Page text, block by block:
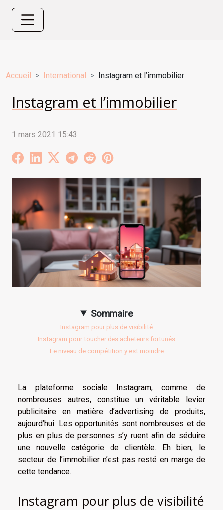
Accueil International Instagram et l’immobilier
Instagram et l’immobilier
1 mars 2021 15:43
Sommaire
Instagram pour plus de visibilité
Instagram pour toucher des acheteurs fortunés
Le niveau de compétition y est moindre
La plateforme sociale Instagram, comme de
nombreuses autres, constitue un véritable levier
publicitaire en matière d’advertising de produits,
aujourd’hui. Les opportunités sont nombreuses et de
plus en plus de personnes s’y ruent afin de séduire
une nouvelle catégorie de clientèle. Eh bien, le
secteur de l’immobilier n’est pas resté en marge de
cette tendance.
Instagram pour plus de visibilité